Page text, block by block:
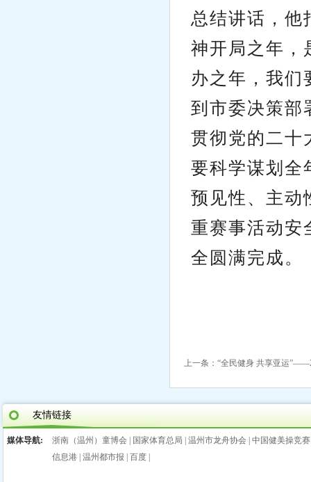
总结讲话，他
神开局之年，
办之年，我
到市委决策部
贯彻党的二十
要科学谋划全
预见性、主动
重赛事活动安
全圆满完成。
上一条： “全民健身 共享亚运
友情链接
媒体导航: 浙南（温州）童博会 国家体育总局 温州市龙舟协会 中国健美操竞
信息港 温州都市报 百度